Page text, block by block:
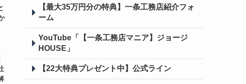
【最大35万円分の特典】一条工務店紹介フォ
ーム
YouTube「【一条工務店マニア】ジョージ
HOUSE」
【22大特典プレゼント中】公式ライン